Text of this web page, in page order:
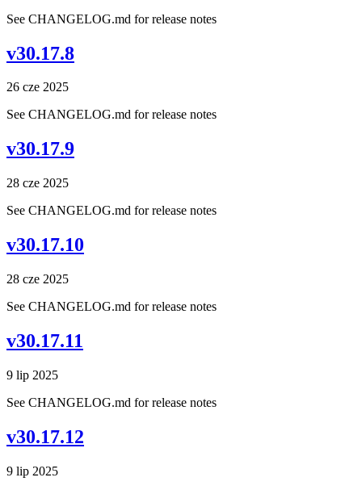
See CHANGELOG.md for release notes
v30.17.8
26 cze 2025
See CHANGELOG.md for release notes
v30.17.9
28 cze 2025
See CHANGELOG.md for release notes
v30.17.10
28 cze 2025
See CHANGELOG.md for release notes
v30.17.11
9 lip 2025
See CHANGELOG.md for release notes
v30.17.12
9 lip 2025